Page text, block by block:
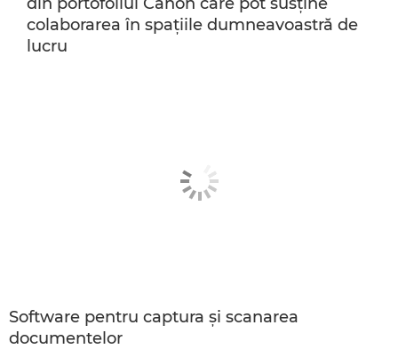
colaborarea în spaţiile dumneavoastră de
lucru
Software pentru captura şi scanarea
documentelor